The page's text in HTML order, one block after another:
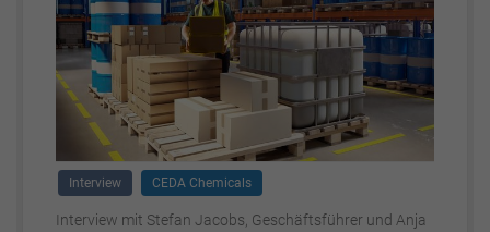
Interview CEDA Chemicals
Interview mit Stefan Jacobs, Geschäftsführer und Anja